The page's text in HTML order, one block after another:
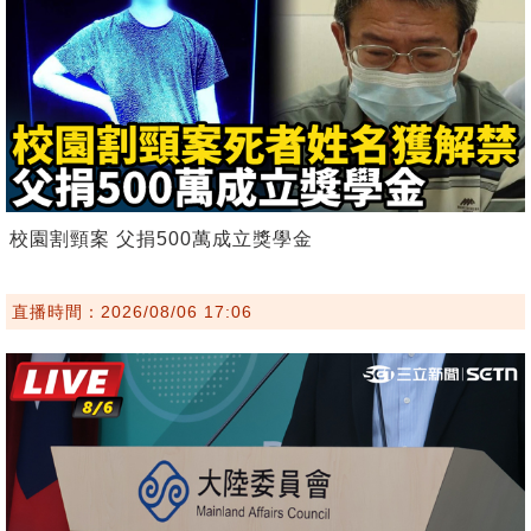
校園割頸案 父捐500萬成立獎學金
直播時間：2026/08/06 17:06